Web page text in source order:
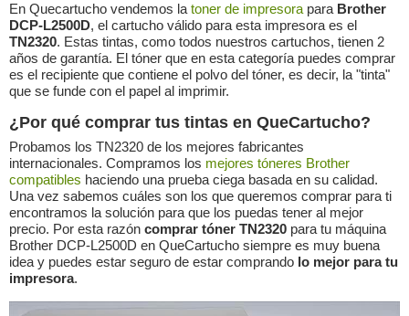
En Quecartucho vendemos la toner de impresora para Brother
DCP-L2500D, el cartucho válido para esta impresora es el
TN2320. Estas tintas, como todos nuestros cartuchos, tienen 2
años de garantía. El tóner que en esta categoría puedes comprar
es el recipiente que contiene el polvo del tóner, es decir, la "tinta"
que se funde con el papel al imprimir.
¿Por qué comprar tus tintas en QueCartucho?
Probamos los TN2320 de los mejores fabricantes
internacionales. Compramos los mejores tóneres Brother
compatibles haciendo una prueba ciega basada en su calidad.
Una vez sabemos cuáles son los que queremos comprar para ti
encontramos la solución para que los puedas tener al mejor
precio. Por esta razón comprar tóner TN2320 para tu máquina
Brother DCP-L2500D en QueCartucho siempre es muy buena
idea y puedes estar seguro de estar comprando lo mejor para tu
impresora.